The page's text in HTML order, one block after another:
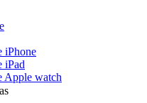
iPhone
iPad
Apple watch